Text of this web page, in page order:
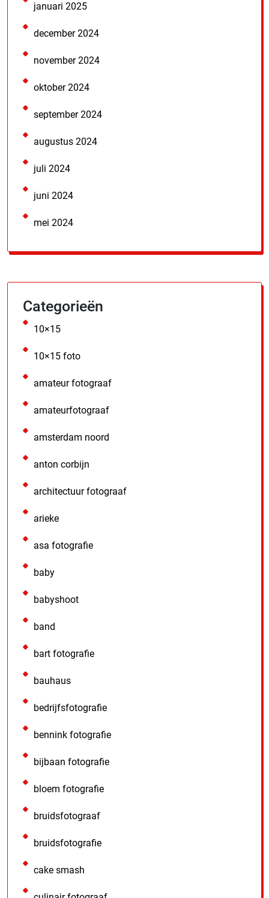
januari 2025
december 2024
november 2024
oktober 2024
september 2024
augustus 2024
juli 2024
juni 2024
mei 2024
Categorieën
10×15
10×15 foto
amateur fotograaf
amateurfotograaf
amsterdam noord
anton corbijn
architectuur fotograaf
arieke
asa fotografie
baby
babyshoot
band
bart fotografie
bauhaus
bedrijfsfotografie
bennink fotografie
bijbaan fotografie
bloem fotografie
bruidsfotograaf
bruidsfotografie
cake smash